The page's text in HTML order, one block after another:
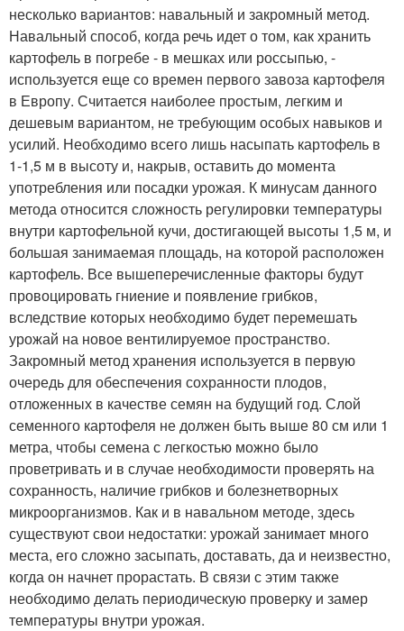
несколько вариантов: навальный и закромный метод.
Навальный способ, когда речь идет о том, как хранить
картофель в погребе - в мешках или россыпью, -
используется еще со времен первого завоза картофеля
в Европу. Считается наиболее простым, легким и
дешевым вариантом, не требующим особых навыков и
усилий. Необходимо всего лишь насыпать картофель в
1-1,5 м в высоту и, накрыв, оставить до момента
употребления или посадки урожая. К минусам данного
метода относится сложность регулировки температуры
внутри картофельной кучи, достигающей высоты 1,5 м, и
большая занимаемая площадь, на которой расположен
картофель. Все вышеперечисленные факторы будут
провоцировать гниение и появление грибков,
вследствие которых необходимо будет перемешать
урожай на новое вентилируемое пространство.
Закромный метод хранения используется в первую
очередь для обеспечения сохранности плодов,
отложенных в качестве семян на будущий год. Слой
семенного картофеля не должен быть выше 80 см или 1
метра, чтобы семена с легкостью можно было
проветривать и в случае необходимости проверять на
сохранность, наличие грибков и болезнетворных
микроорганизмов. Как и в навальном методе, здесь
существуют свои недостатки: урожай занимает много
места, его сложно засыпать, доставать, да и неизвестно,
когда он начнет прорастать. В связи с этим также
необходимо делать периодическую проверку и замер
температуры внутри урожая.